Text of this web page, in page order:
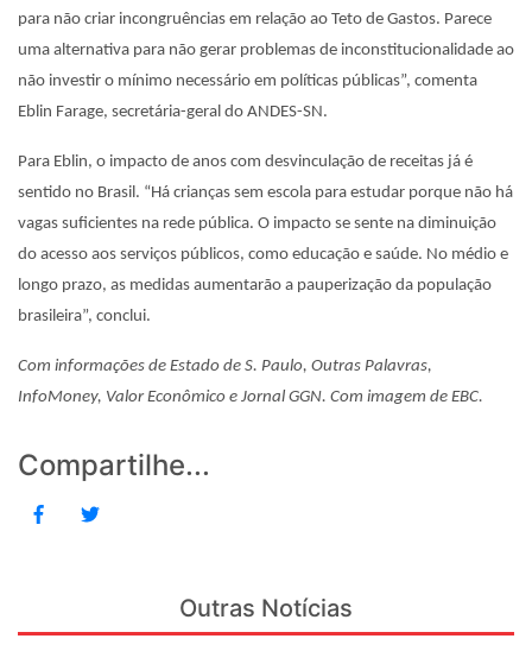
para não criar incongruências em relação ao Teto de Gastos. Parece
uma alternativa para não gerar problemas de inconstitucionalidade ao
não investir o mínimo necessário em políticas públicas”, comenta
Eblin Farage, secretária-geral do ANDES-SN.
Para Eblin, o impacto de anos com desvinculação de receitas já é
sentido no Brasil. “Há crianças sem escola para estudar porque não há
vagas suficientes na rede pública. O impacto se sente na diminuição
do acesso aos serviços públicos, como educação e saúde. No médio e
longo prazo, as medidas aumentarão a pauperização da população
brasileira”, conclui.
Com informações de Estado de S. Paulo, Outras Palavras,
InfoMoney, Valor Econômico e Jornal GGN. Com imagem de EBC.
Compartilhe...
Outras Notícias